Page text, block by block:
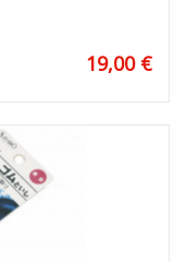
19,00 €